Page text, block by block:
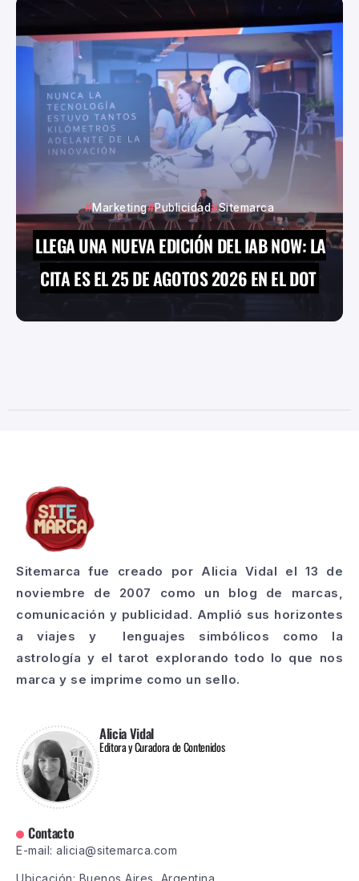
Marketing Publicidad Sitemarca
LLEGA UNA NUEVA EDICIÓN DEL IAB NOW: LA
CITA ES EL 25 DE AGOTOS 2026 EN EL DOT
Sitemarca fue creado por Alicia Vidal el 13 de
noviembre de 2007 como un blog de marcas,
comunicación y publicidad. Amplió sus horizontes
a viajes y lenguajes simbólicos como la
astrología y el tarot explorando todo lo que nos
marca y se imprime como un sello.
Alicia Vidal
Editora y Curadora de Contenidos
Contacto
E-mail: alicia@sitemarca.com